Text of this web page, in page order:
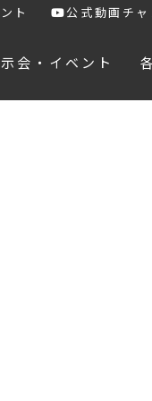
ト 公式動画チャ
会・イベント